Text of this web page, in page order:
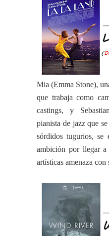
Mia (Emma Stone),
que trabaja como
castings, y
pianista de jazz que
sórdidos tugurios, se
ambición por llegar a
artísticas amenaza con